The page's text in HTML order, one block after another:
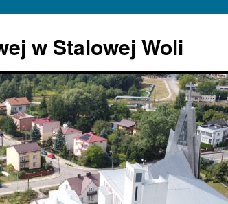
w Stalowej Woli